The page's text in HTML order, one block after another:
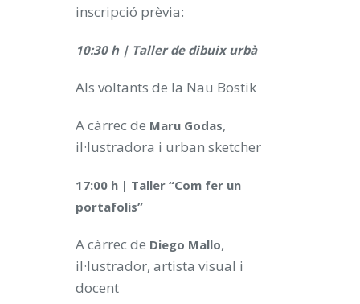
inscripció prèvia:
10:30 h | Taller de dibuix urbà
Als voltants de la Nau Bostik
A càrrec de Maru Godas,
il·lustradora i urban sketcher
17:00 h | Taller “Com fer un
portafolis”
A càrrec de Diego Mallo,
il·lustrador, artista visual i
docent